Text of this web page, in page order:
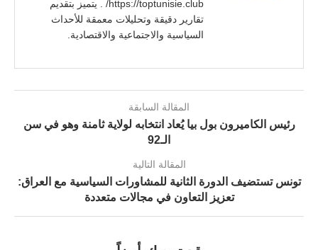
https://toptunisie.club/ . يتميز بتقديم
تقارير دقيقة وتحليلات معمقة للأحداث
السياسية والاجتماعية والاقتصادية.
المقالة السابقة
رئيس الكاميرون بول بيا يُعاد انتخابه لولاية ثامنة وهو في سن
الـ92
المقالة التالية
تونس تستضيف الدورة الثانية للمشاورات السياسية مع العراق:
تعزيز التعاون في مجالات متعددة